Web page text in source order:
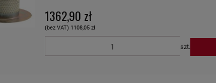
1362,90 zł
(bez VAT) 1108,05 zł
szt.